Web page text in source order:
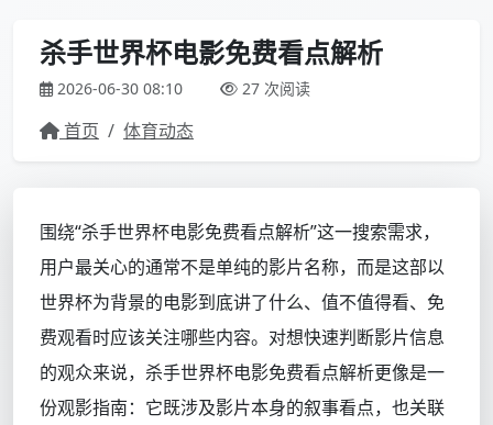
杀手世界杯电影免费看点解析
2026-06-30 08:10 27 次阅读
首页 / 体育动态
围绕“杀手世界杯电影免费看点解析”这一搜索需求，
用户最关心的通常不是单纯的影片名称，而是这部以
世界杯为背景的电影到底讲了什么、值不值得看、免
费观看时应该关注哪些内容。对想快速判断影片信息
的观众来说，杀手世界杯电影免费看点解析更像是一
份观影指南：它既涉及影片本身的叙事看点，也关联